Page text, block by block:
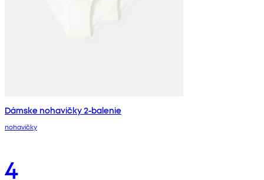
Dámske nohavičky 2-balenie
nohavičky
4